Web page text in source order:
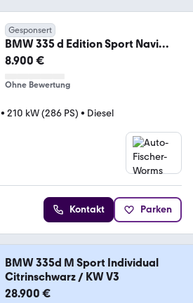
Gesponsert
BMW 335 d Edition Sport Navi
Xenon Leder
8.900 €
Ohne Bewertung
• 210 kW (286 PS) • Diesel
Kontakt Parken
BMW 335d M Sport Individual
Citrinschwarz / KW V3
28.900 €